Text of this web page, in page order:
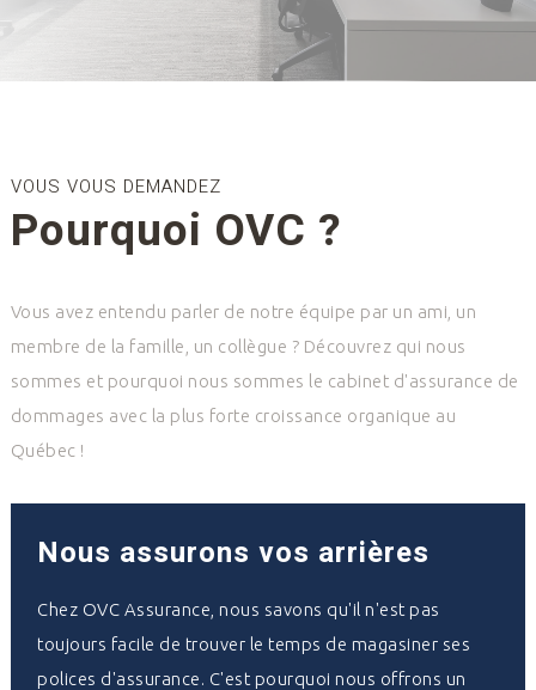
VOUS VOUS DEMANDEZ
Pourquoi OVC ?
Vous avez entendu parler de notre équipe par un ami, un
membre de la famille, un collègue ? Découvrez qui nous
sommes et pourquoi nous sommes le cabinet d'assurance de
dommages avec la plus forte croissance organique au
Québec !
Nous assurons vos arrières
Chez OVC Assurance, nous savons qu'il n'est pas
toujours facile de trouver le temps de magasiner ses
polices d'assurance. C'est pourquoi nous offrons un